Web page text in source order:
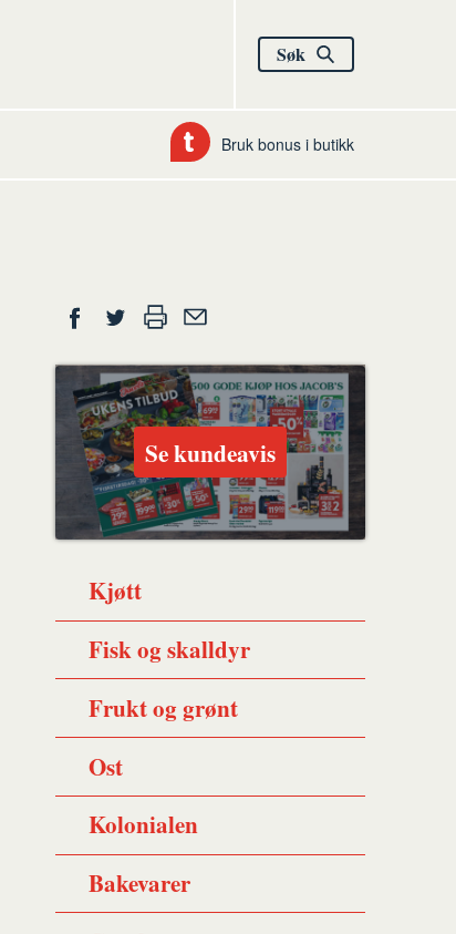
Søk
Bruk bonus i butikk
Del
på
Facebook
på
Twitter
ut en
venn
Se kundeavis
Kjøtt
Fisk og skalldyr
Frukt og grønt
Ost
Kolonialen
Bakevarer